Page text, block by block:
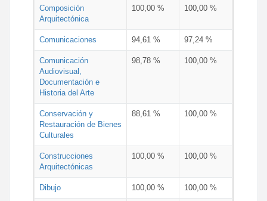
Composición
Arquitectónica
100,00 % 100,00 %
Comunicaciones 94,61 % 97,24 %
Comunicación
Audiovisual,
Documentación e
Historia del Arte
98,78 % 100,00 %
Conservación y
Restauración de Bienes
Culturales
88,61 % 100,00 %
Construcciones
Arquitectónicas
100,00 % 100,00 %
Dibujo 100,00 % 100,00 %